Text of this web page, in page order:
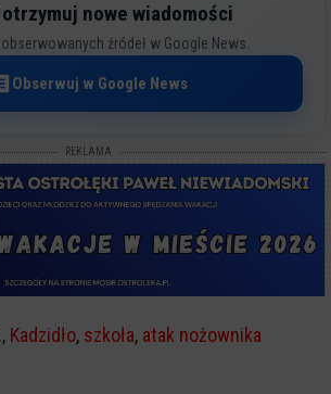
nowe wiadomości
źródeł w Google News.
Obserwuj w Google News
REKLAMA
, Kadzidło, szkoła, atak nożownika